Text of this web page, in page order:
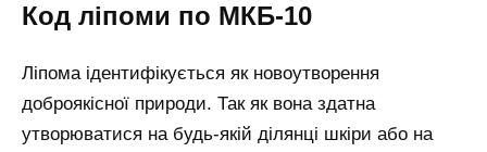
Код ліпоми по МКБ-10
Ліпома ідентифікується як новоутворення
доброякісної природи. Так як вона здатна
утворюватися на будь-якій ділянці шкіри або на